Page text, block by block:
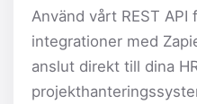
Använd vårt REST
integrationer med
anslut direkt till dina